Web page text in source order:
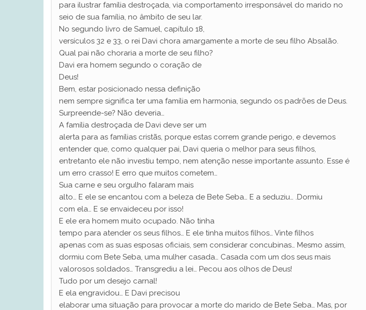
para ilustrar família destroçada, via comportamento irresponsável do marido no
seio de sua família, no âmbito de seu lar.
No segundo livro de Samuel, capítulo 18,
versículos 32 e 33, o rei Davi chora amargamente a morte de seu filho Absalão.
Qual pai não choraria a morte de seu filho?
Davi era homem segundo o coração de
Deus!
Bem, estar posicionado nessa definição
nem sempre significa ter uma família em harmonia, segundo os padrões de Deus.
Surpreende-se? Não deveria…
A família destroçada de Davi deve ser um
alerta para as famílias cristãs, porque estas correm grande perigo, e devemos
entender que, como qualquer pai, Davi queria o melhor para seus filhos,
entretanto ele não investiu tempo, nem atenção nesse importante assunto. Esse é
um erro crasso! E erro que muitos cometem…
Sua carne e seu orgulho falaram mais
alto… E ele se encantou com a beleza de Bete Seba… E a seduziu… .Dormiu
com ela… E se envaideceu por isso!
E ele era homem muito ocupado. Não tinha
tempo para atender os seus filhos… E ele tinha muitos filhos… Vinte filhos
apenas com as suas esposas oficiais, sem considerar concubinas… Mesmo assim,
dormiu com Bete Seba, uma mulher casada… Casada com um dos seus mais
valorosos soldados… Transgrediu a lei… Pecou aos olhos de Deus!
Tudo por um desejo carnal!
E ela engravidou… E Davi precisou
elaborar uma situação para provocar a morte do marido de Bete Seba… Mas, por